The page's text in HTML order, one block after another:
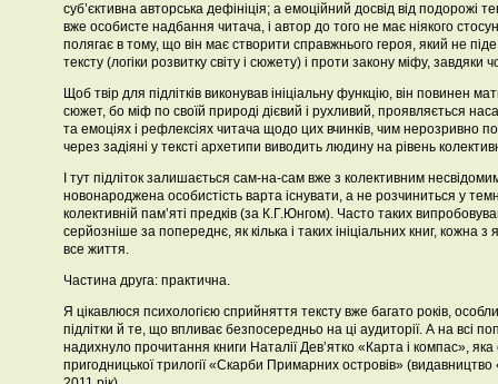
суб’єктивна авторська дефініція; а емоційний досвід від подорожі
вже особисте надбання читача, і автор до того не має ніякого
полягає в тому, що він має створити справжнього героя, який не піде
тексту (логіки розвитку світу і сюжету) і проти закону міфу, завдяки
Щоб твір для підлітків виконував ініціальну функцію, він повинен
сюжет, бо міф по своїй природі дієвий і рухливий, проявляється
та емоціях і рефлексіях читача щодо цих вчинків, чим нерозривно
через задіяні у тексті архетипи виводить людину на рівень
І тут підліток залишається сам-на-сам вже з колективним
новонароджена особистість варта існувати, а не розчиниться у
колективній пам’яті предків (за К.Г.Юнгом). Часто таких
серйозніше за попереднє, як кілька і таких ініціальних книг, кожна
все життя.
Частина друга: практична.
Я цікавлюся психологією сприйняття тексту вже багато років,
підлітки й те, що впливає безпосередньо на ці аудиторії. А на всі
надихнуло прочитання книги Наталії Дев’ятко «Карта і компас»,
пригодницької трилогії «Скарби Примарних островів»